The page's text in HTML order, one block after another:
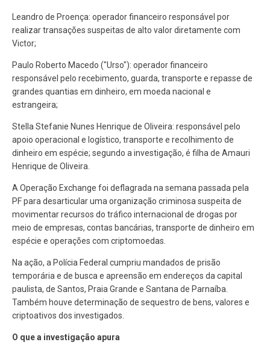
Leandro de Proença: operador financeiro responsável por
realizar transações suspeitas de alto valor diretamente com
Victor;
Paulo Roberto Macedo ("Urso"): operador financeiro
responsável pelo recebimento, guarda, transporte e repasse de
grandes quantias em dinheiro, em moeda nacional e
estrangeira;
Stella Stefanie Nunes Henrique de Oliveira: responsável pelo
apoio operacional e logístico, transporte e recolhimento de
dinheiro em espécie; segundo a investigação, é filha de Amauri
Henrique de Oliveira.
A Operação Exchange foi deflagrada na semana passada pela
PF para desarticular uma organização criminosa suspeita de
movimentar recursos do tráfico internacional de drogas por
meio de empresas, contas bancárias, transporte de dinheiro em
espécie e operações com criptomoedas.
Na ação, a Polícia Federal cumpriu mandados de prisão
temporária e de busca e apreensão em endereços da capital
paulista, de Santos, Praia Grande e Santana de Parnaíba.
Também houve determinação de sequestro de bens, valores e
criptoativos dos investigados.
O que a investigação apura